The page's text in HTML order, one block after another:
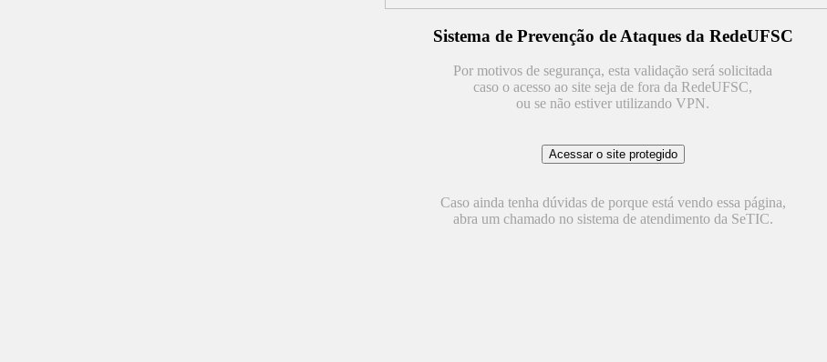
Sistema de Prevenção de Ataques da RedeUFSC
Por motivos de segurança, esta validação será solicitada
caso o acesso ao site seja de fora da RedeUFSC,
ou se não estiver utilizando VPN.
Caso ainda tenha dúvidas de porque está vendo essa página,
abra um chamado no sistema de atendimento da SeTIC.